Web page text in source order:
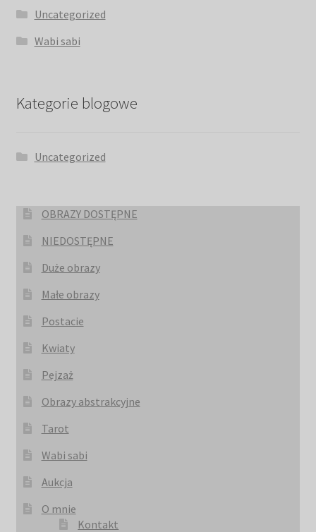
Uncategorized
Wabi sabi
Kategorie blogowe
Uncategorized
OBRAZY DOSTĘPNE
NIEDOSTĘPNE
Duże obrazy
Małe obrazy
Postacie
Kwiaty
Pejzaż
Obrazy abstrakcyjne
Tarot
Wabi sabi
Aukcja
O mnie
Kontakt